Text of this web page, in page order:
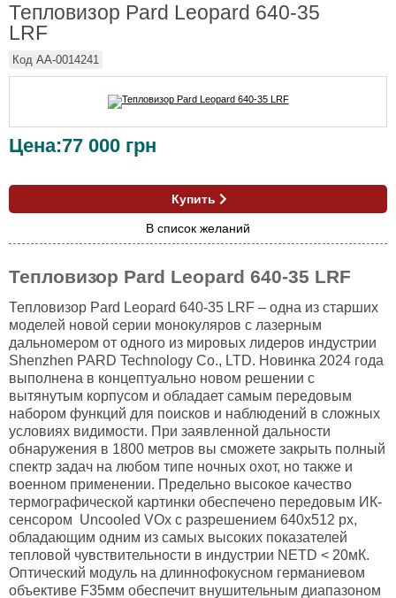
Тепловизор Pard Leopard 640-35
LRF
Код AA-0014241
Цена:77 000 грн
Купить
В список желаний
Тепловизор Pard Leopard 640-35 LRF
Тепловизор Pard Leopard 640-35 LRF – одна из старших
моделей новой серии монокуляров с лазерным
дальномером от одного из мировых лидеров индустрии
Shenzhen PARD Technology Co., LTD. Новинка 2024 года
выполнена в концептуально новом решении с
вытянутым корпусом и обладает самым передовым
набором функций для поисков и наблюдений в сложных
условиях видимости. При заявленной дальности
обнаружения в 1800 метров вы сможете закрыть полный
спектр задач на любом типе ночных охот, но также и
военном применении. Предельно высокое качество
термографической картинки обеспечено передовым ИК-
сенсором Uncooled VOx с разрешением 640x512 px,
обладающим одним из самых высоких показателей
тепловой чувствительности в индустрии NETD < 20мК.
Оптический модуль на длиннофокусном германиевом
объективе F35мм обеспечит внушительным диапазоном